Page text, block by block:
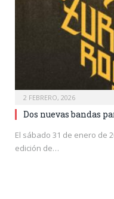
2 FEBRERO, 2026
Dos nuevas bandas
El sábado 31 de enero de
edición de…